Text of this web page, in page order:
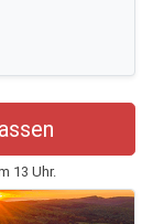
13 Uhr.